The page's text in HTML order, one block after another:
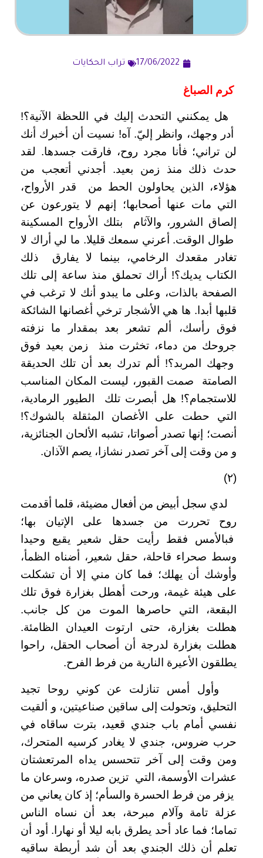
17/06/2022 تراب الحكايات
كرم الصباغ
هل يمكنني التحدث إليك في اللحظة الآنية؟!
أدر وجهك، وانظر إليّ. آه! نسيت أن أخبرك أنك
لن تراني؛ فأنا مجرد روح، فارقت جسدها. لقد
حدث ذلك منذ زمن بعيد. أجدني أتعجب من
هؤلاء، الذين يحاولون الحط من قدر الأرواح،
التي مات عنها أصحابها؛ إنهم لا يتورعون عن
إلصاق الشرور، والآثام بتلك الأرواح المسكينة
طوال الوقت. أعرني سمعك قليلا. ما لي أراك لا
تغادر مقعدك الرخامي، بينما لا يفارق ذلك
الكتاب يديك؟! أراك تحملق منذ ساعة إلى تلك
الصفحة بالذات، وعلى ما يبدو أنك لا ترغب في
قلبها أبدا. ها هي الأشجار ترخي أغصانها الشائكة
فوق رأسك، ألم تشعر بعد بمقدار ما نزفته
جروحك من دماء، تخثرت منذ زمن بعيد فوق
وجهك المربد؟! ألم تدرك بعد أن تلك الحديقة
الصامتة صمت القبور، ليست المكان المناسب
للاستجمام؟! هل أبصرت تلك الطيور الرمادية،
التي حطت على الأغصان المثقلة بالشوك؟!
أنصت؛ إنها تصدر أصواتا، تشبه الألحان الجنائزية،
و من وقت إلى آخر تصدر نشازا، يصم الآذان.
(٢)
لدي سجل أبيض من أفعال مضيئة، قلما أقدمت
روح تحررت من جسدها على الإتيان بها؛
فبالأمس فقط رأيت حقل شعير يقبع وحيدا
وسط صحراء قاحلة، حقل شعير، أضناه الظمأ،
وأوشك أن يهلك؛ فما كان مني إلا أن تشكلت
على هيئة غيمة، ورحت أهطل بغزارة فوق تلك
البقعة، التي حاصرها الموت من كل جانب.
هطلت بغزارة، حتى ارتوت العيدان الظامئة.
هطلت بغزارة لدرجة أن أصحاب الحقل، راحوا
يطلقون الأعيرة النارية من فرط الفرح.
وأول أمس تنازلت عن كوني روحا تجيد
التحليق، وتحولت إلى ساقين صناعيتين، و ألقيت
نفسي أمام باب جندي قعيد، بترت ساقاه في
حرب ضروس، جندي لا يغادر كرسيه المتحرك،
ومن وقت إلى آخر تتحسس يداه المرتعشتان
عشرات الأوسمة، التي تزين صدره، وسرعان ما
يزفر من فرط الحسرة والسأم؛ إذ كان يعاني من
عزلة تامة وآلام مبرحة، بعد أن نساه الناس
تماما؛ فما عاد أحد يطرق بابه ليلا أو نهارا. أود أن
تعلم أن ذلك الجندي بعد أن شد أربطة ساقيه